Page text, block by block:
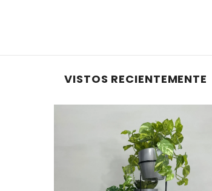
VISTOS RECIENTEMENTE